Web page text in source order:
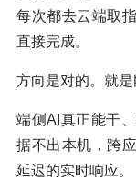
每次都去云端取
直接完成。
方向是对的。就是
端侧AI真正能干
据不出本机，跨
延迟的实时响应。